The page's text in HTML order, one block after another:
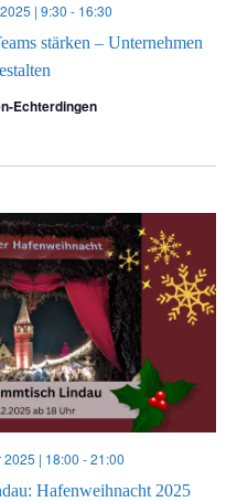
stärken – Unternehmen
| 9:30 - 16:30
Echterdingen
Hafenweihnacht 2025
2025 | 18:00 -21:00